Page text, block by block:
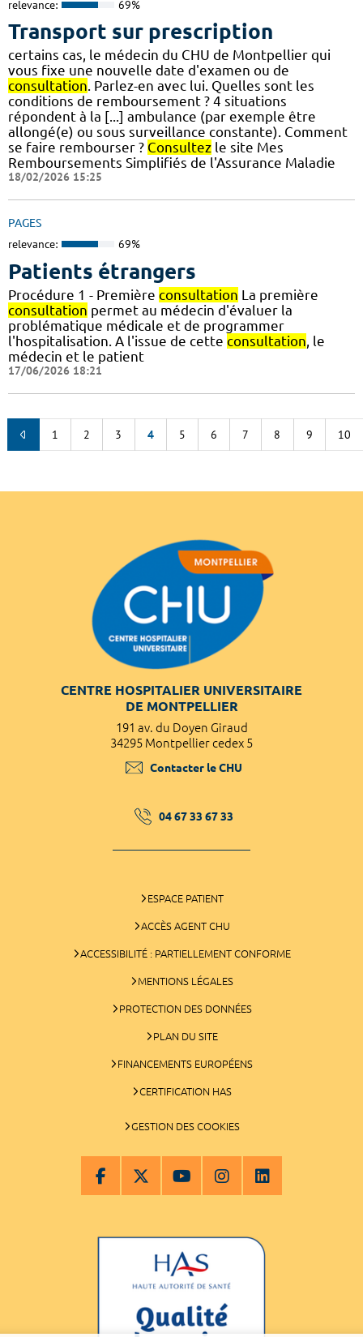
relevance: 69%
Transport sur prescription
certains cas, le médecin du CHU de Montpellier qui
vous fixe une nouvelle date d'examen ou de
consultation. Parlez-en avec lui. Quelles sont les
conditions de remboursement ? 4 situations
répondent à la [...] ambulance (par exemple être
allongé(e) ou sous surveillance constante). Comment
se faire rembourser ? Consultez le site Mes
Remboursements Simplifiés de l'Assurance Maladie
18/02/2026 15:25
PAGES
relevance: 69%
Patients étrangers
Procédure 1 - Première consultation La première
consultation permet au médecin d'évaluer la
problématique médicale et de programmer
l'hospitalisation. A l'issue de cette consultation , le
médecin et le patient
17/06/2026 18:21
1 2 3 4 5 6 7 8 9 10
CENTRE HOSPITALIER UNIVERSITAIRE
DE MONTPELLIER
191 av. du Doyen Giraud
34295 Montpellier cedex 5
Contacter le CHU
04 67 33 67 33
ESPACE PATIENT
ACCÈS AGENT CHU
ACCESSIBILITÉ : PARTIELLEMENT CONFORME
MENTIONS LÉGALES
PROTECTION DES DONNÉES
PLAN DU SITE
FINANCEMENTS EUROPÉENS
CERTIFICATION HAS
GESTION DES COOKIES